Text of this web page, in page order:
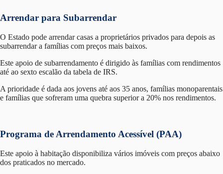
Arrendar para Subarrendar
O Estado pode arrendar casas a proprietários privados para depois as
subarrendar a famílias com preços mais baixos.
Este apoio de subarrendamento é dirigido às famílias com rendimentos
até ao sexto escalão da tabela de IRS.
A prioridade é dada aos jovens até aos 35 anos, famílias monoparentais
e famílias que sofreram uma quebra superior a 20% nos rendimentos.
Programa de Arrendamento Acessível (PAA)
Este apoio à habitação disponibiliza vários imóveis com preços abaixo
dos praticados no mercado.